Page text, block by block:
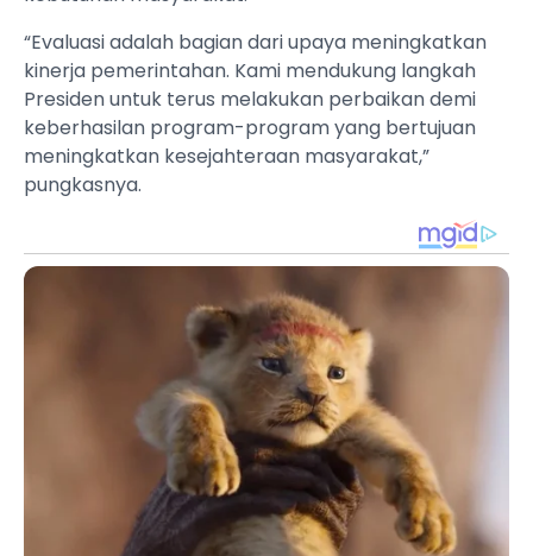
“Evaluasi adalah bagian dari upaya meningkatkan
kinerja pemerintahan. Kami mendukung langkah
Presiden untuk terus melakukan perbaikan demi
keberhasilan program-program yang bertujuan
meningkatkan kesejahteraan masyarakat,”
pungkasnya.